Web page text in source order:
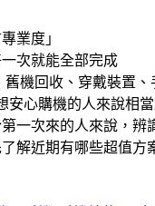
業度」
次就能全部完成
機回收、穿戴裝置
安心購機的人來說相
一次來的人來說，辨
解近期有哪些超值方